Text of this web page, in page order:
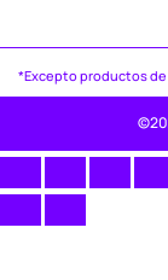
*Excepto productos de